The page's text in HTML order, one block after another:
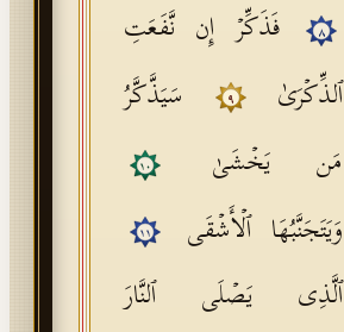
٨
فَذَكِّرۡ إِن نَّفَعَتِ
ٱلذِّكۡرَىٰ
٩
سَیَذَّكَّرُ
مَن یَخۡشَىٰ
١٠
وَیَتَجَنَّبُهَا ٱلۡأَشۡقَى ١١
ٱلَّذِی یَصۡلَى ٱلنَّارَ